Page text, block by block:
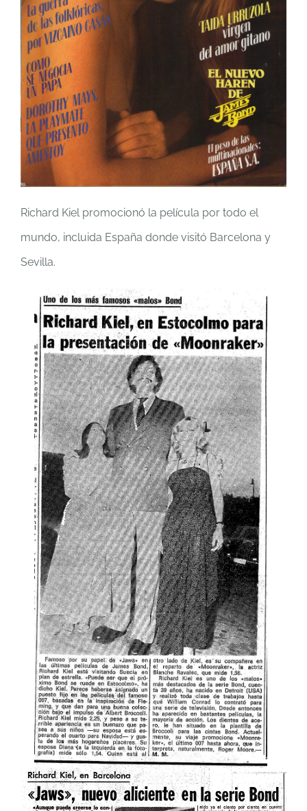
Richard Kiel promocionó la película por todo el
mundo, incluida España donde visitó Barcelona y
Sevilla.